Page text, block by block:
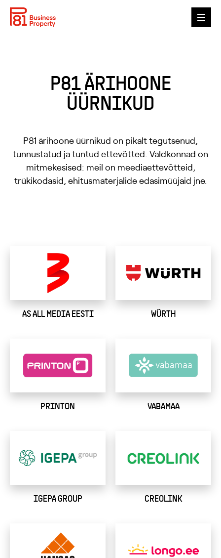
GALERII
VABAD PINNAD
ESG
KONTAKT
ENG
EST
P81 ÄRIHOONE
ÜÜRNIKUD
P81 ärihoone üürnikud on pikalt tegutsenud,
tunnustatud ja tuntud ettevõtted. Valdkonnad on
mitmekesised: meil on meediaettevõtteid,
trükikodasid, ehitusmaterjalide edasimüüjaid jne.
AS ALL MEDIA EESTI WÜRTH
PRINTON VABAMAA
IGEPA GROUP CREOLINK